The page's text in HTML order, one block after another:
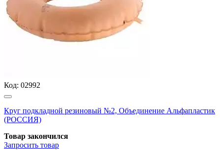
Код: 02992
Круг подкладной резиновый №2, Объединение Альфапластик
(РОССИЯ)
Товар закончился
Запросить товар